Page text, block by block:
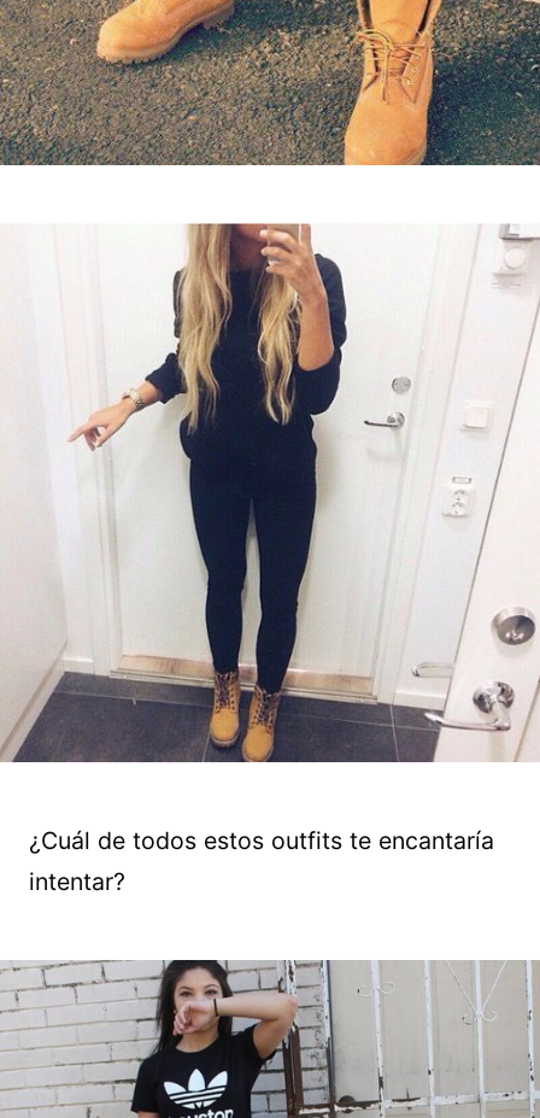
¿Cuál de todos estos outfits te encantaría
intentar?